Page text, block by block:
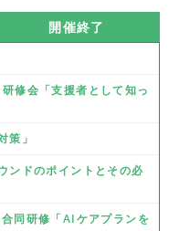
開催終了
修会「支援者として知っ
」
ドのポイントとその必
同研修「AIケアプランを